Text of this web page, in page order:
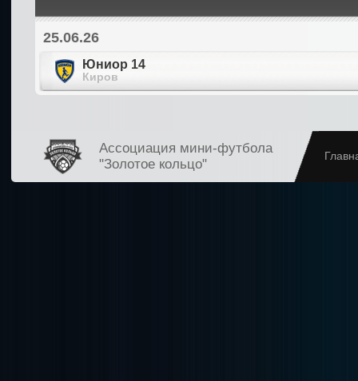
25.06.26
Юниор 14
Киров
Ассоциация мини-футбола
"Золотое кольцо"